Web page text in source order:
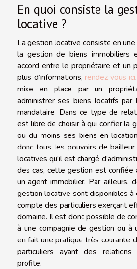
En quoi consiste la
locative ?
La gestion locative consiste en
la gestion de biens immobiliers
accord entre le propriétaire et un
plus d’informations, rendez vous ici
mise en place par un
administrer ses biens locatifs par
mandataire. Dans ce type de
est libre de choisir à qui confier la
ou du moins ses biens en
donc tous les pouvoirs de
locatives qu’il est chargé
des cas, cette gestion est confiée
un agent immobilier. Par ailleurs,
gestion locative sont disponibles à
compte des particuliers exerçant
domaine. Il est donc possible de
à une compagnie de gestion ou à
en fait une pratique très courante
particuliers ayant des
profite.